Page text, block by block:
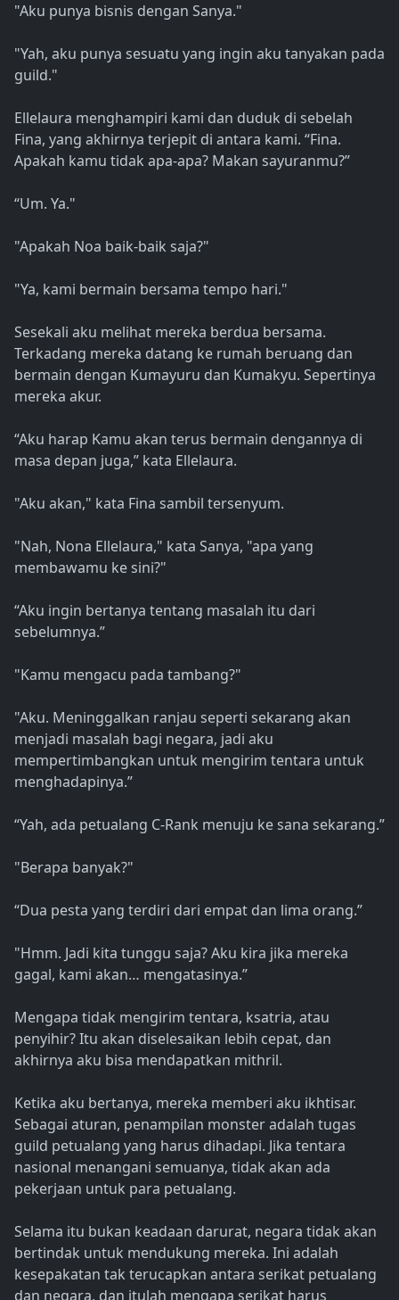
"Aku punya bisnis dengan Sanya."
"Yah, aku punya sesuatu yang ingin aku tanyakan pada
guild."
Ellelaura menghampiri kami dan duduk di sebelah
Fina, yang akhirnya terjepit di antara kami. “Fina.
Apakah kamu tidak apa-apa? Makan sayuranmu?”
“Um. Ya."
"Apakah Noa baik-baik saja?"
"Ya, kami bermain bersama tempo hari."
Sesekali aku melihat mereka berdua bersama.
Terkadang mereka datang ke rumah beruang dan
bermain dengan Kumayuru dan Kumakyu. Sepertinya
mereka akur.
“Aku harap Kamu akan terus bermain dengannya di
masa depan juga,” kata Ellelaura.
"Aku akan," kata Fina sambil tersenyum.
"Nah, Nona Ellelaura," kata Sanya, "apa yang
membawamu ke sini?"
“Aku ingin bertanya tentang masalah itu dari
sebelumnya.”
"Kamu mengacu pada tambang?"
"Aku. Meninggalkan ranjau seperti sekarang akan
menjadi masalah bagi negara, jadi aku
mempertimbangkan untuk mengirim tentara untuk
menghadapinya.”
“Yah, ada petualang C-Rank menuju ke sana sekarang.”
"Berapa banyak?"
“Dua pesta yang terdiri dari empat dan lima orang.”
"Hmm. Jadi kita tunggu saja? Aku kira jika mereka
gagal, kami akan… mengatasinya.”
Mengapa tidak mengirim tentara, ksatria, atau
penyihir? Itu akan diselesaikan lebih cepat, dan
akhirnya aku bisa mendapatkan mithril.
Ketika aku bertanya, mereka memberi aku ikhtisar.
Sebagai aturan, penampilan monster adalah tugas
guild petualang yang harus dihadapi. Jika tentara
nasional menangani semuanya, tidak akan ada
pekerjaan untuk para petualang.
Selama itu bukan keadaan darurat, negara tidak akan
bertindak untuk mendukung mereka. Ini adalah
kesepakatan tak terucapkan antara serikat petualang
dan negara, dan itulah mengapa serikat harus